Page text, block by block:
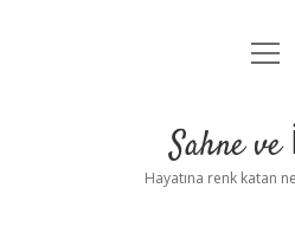
Anasayfa
Yasal
Sahne
Hayatına renk katan